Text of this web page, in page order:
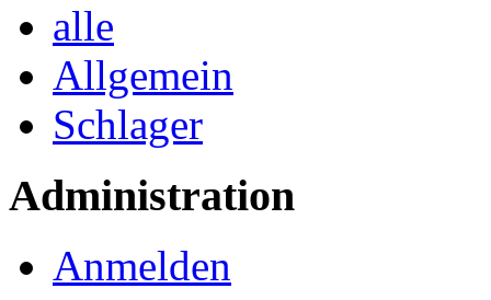
alle
Allgemein
Schlager
Administration
Anmelden